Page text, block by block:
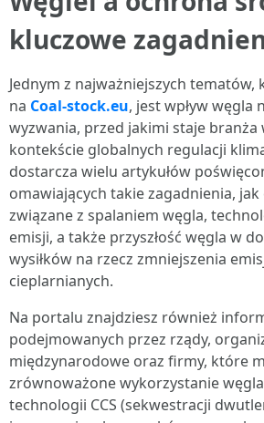
kluczowe
Jednym z najważniejszych
na Coal-stock.eu, jest wpływ węgla
wyzwania, przed jakimi staje branża
kontekście globalnych regulacji
dostarcza wielu artykułów
omawiających takie zagadnienia, jak
związane z spalaniem węgla,
emisji, a także przyszłość węgla w
wysiłków na rzecz zmniejszenia
cieplarnianych.
Na portalu znajdziesz również
podejmowanych przez rządy,
międzynarodowe oraz firmy, które
zrównoważone wykorzystanie
technologii CCS (sekwestracji